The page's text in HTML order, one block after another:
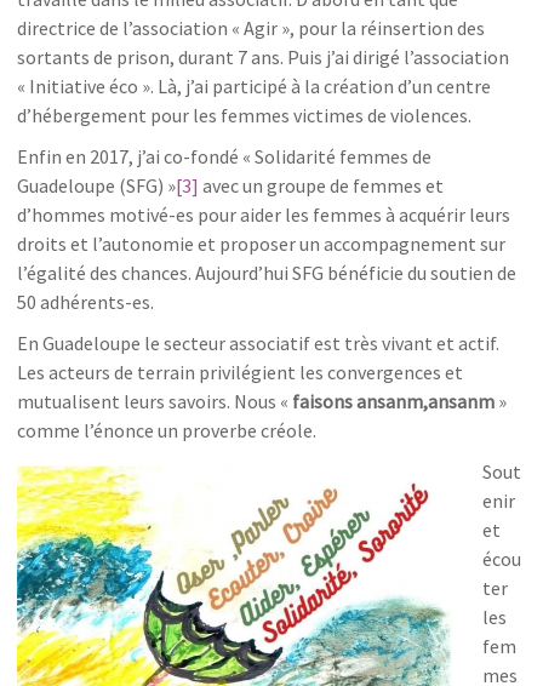
directrice de l’association « Agir », pour la réinsertion des
sortants de prison, durant 7 ans. Puis j’ai dirigé l’association
« Initiative éco ». Là, j’ai participé à la création d’un centre
d’hébergement pour les femmes victimes de violences.
Enfin en 2017, j’ai co-fondé « Solidarité femmes de
Guadeloupe (SFG) »[3] avec un groupe de femmes et
d’hommes motivé-es pour aider les femmes à acquérir leurs
droits et l’autonomie et proposer un accompagnement sur
l’égalité des chances. Aujourd’hui SFG bénéficie du soutien de
50 adhérents-es.
En Guadeloupe le secteur associatif est très vivant et actif.
Les acteurs de terrain privilégient les convergences et
mutualisent leurs savoirs. Nous « faisons ansanm,ansanm »
comme l’énonce un proverbe créole.
Sout
enir
et
écou
ter
les
fem
mes